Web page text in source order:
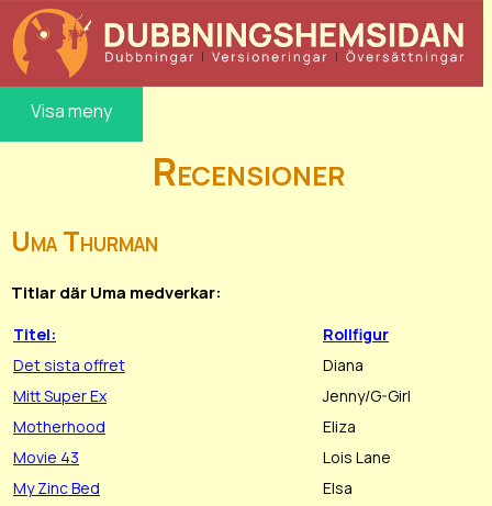
Visa meny
Recensioner
Uma Thurman
Titlar där Uma medverkar:
Titel:
Rollfigur
Det sista offret
Diana
Mitt Super Ex
Jenny/G-Girl
Motherhood
Eliza
Movie 43
Lois Lane
My Zinc Bed
Elsa